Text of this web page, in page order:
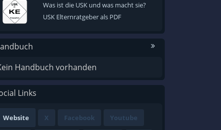
Was ist die USK und was macht sie?
USK Elternratgeber als PDF
Handbuch vorhanden
Links
Website X Facebook Youtube